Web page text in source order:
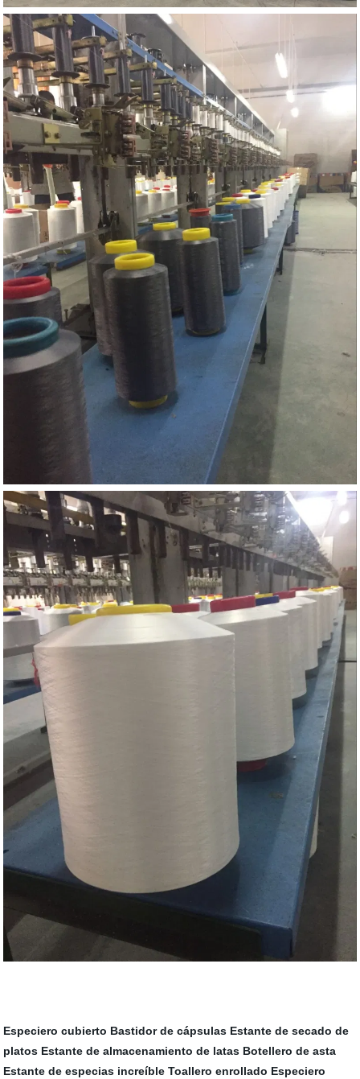
Especiero cubierto Bastidor de cápsulas Estante de secado de
platos Estante de almacenamiento de latas Botellero de asta
Estante de especias increíble Toallero enrollado Especiero